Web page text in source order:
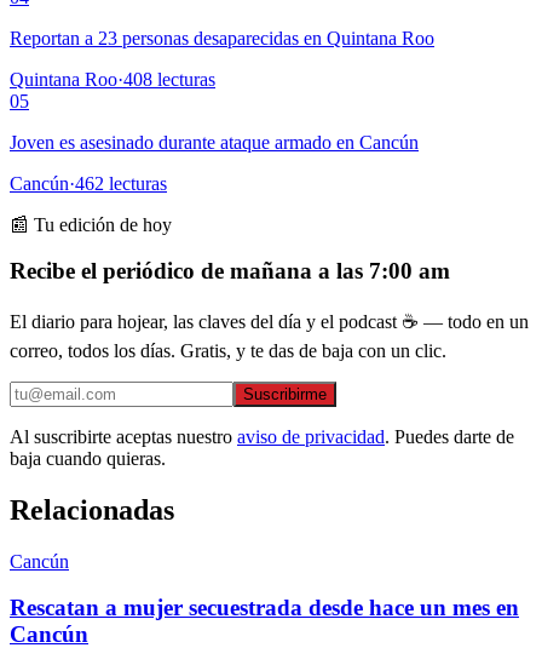
Reportan a 23 personas desaparecidas en Quintana Roo
Quintana Roo·408 lecturas
05
Joven es asesinado durante ataque armado en Cancún
Cancún·462 lecturas
📰 Tu edición de hoy
Recibe el periódico de mañana a las 7:00 am
El diario para hojear, las claves del día y el podcast ☕ — todo en un
correo, todos los días. Gratis, y te das de baja con un clic.
Suscribirme
Al suscribirte aceptas nuestro aviso de privacidad. Puedes darte de
baja cuando quieras.
Relacionadas
Cancún
Rescatan a mujer secuestrada desde hace un mes en
Cancún